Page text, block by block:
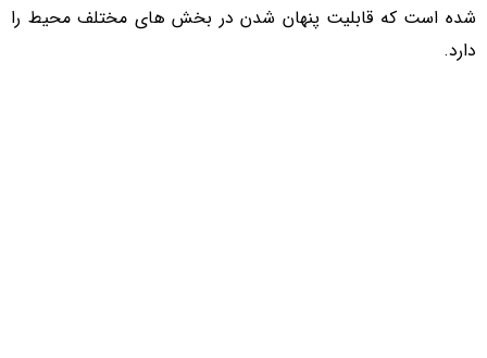
شده است که قابلیت پنهان شدن در بخش های مختلف محیط را
دارد.